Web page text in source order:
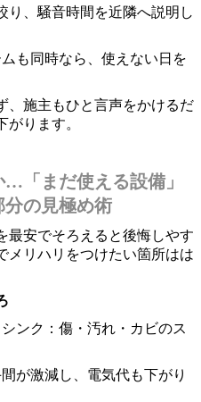
り、騒音時間を近隣へ説明し
も同時なら、使えない日を
、施主もひと言声をかけるだ
ります。
「まだ使える設備」
分の見極め術
最安でそろえると後悔しやす
メリハリをつけたい箇所はは
ンク：傷・汚れ・カビのス
が激減し、電気代も下がり